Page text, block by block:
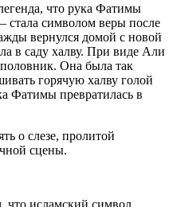
что рука Фатимы
символом веры после
вернулся домой с новой
в саду халву. При виде Али
Она была так
горячую халву голой
Фатимы превратилась в
о слезе, пролитой
сцены.
что исламский символ